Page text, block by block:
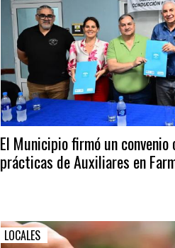
El Municipio firmó un
prácticas de Auxiliares en
LOCALES